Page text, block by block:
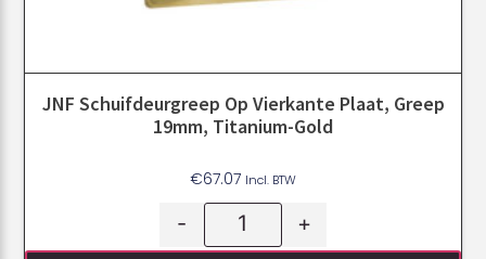
JNF Schuifdeurgreep Op Vierkante Plaat, Greep
19mm, Titanium-Gold
€67.07 Incl. BTW
- +